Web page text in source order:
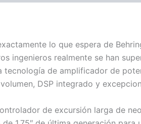
lo que espera de
ingenieros realmente se han
de amplificador de
DSP integrado y
de excursión larga de